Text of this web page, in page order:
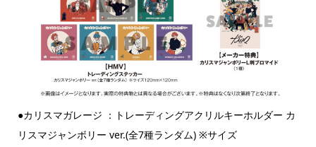
●カリスマガレージ ：トレーディングアクリルキーホルダー カ
リスマジャンボリー ver.(全7種ランダム) ※サイズ